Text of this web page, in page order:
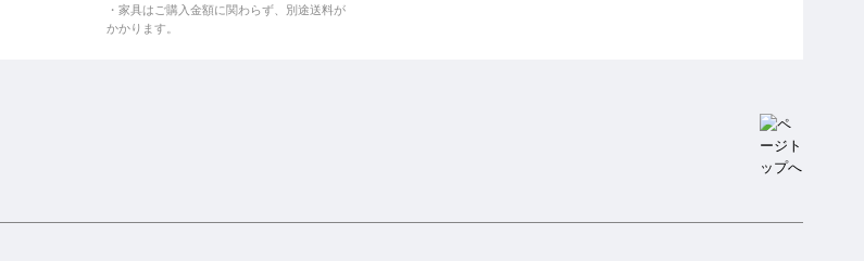
家具はご購入金額に関わらず、別途送料が
かかります。